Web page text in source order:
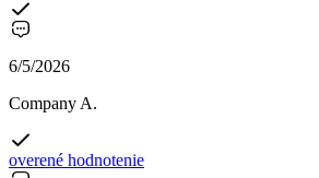
6/5/2026
Company A.
overené hodnotenie